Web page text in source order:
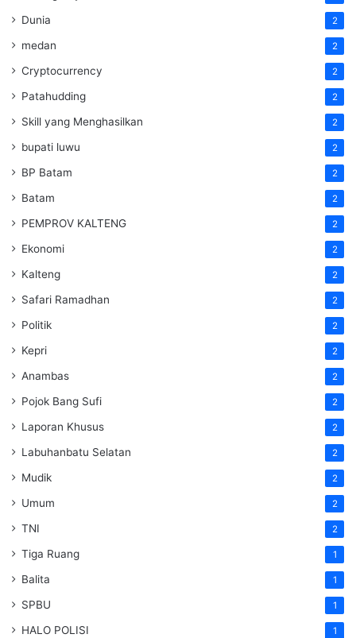
Dunia 2
medan 2
Cryptocurrency 2
Patahudding 2
Skill yang Menghasilkan 2
bupati luwu 2
BP Batam 2
Batam 2
PEMPROV KALTENG 2
Ekonomi 2
Kalteng 2
Safari Ramadhan 2
Politik 2
Kepri 2
Anambas 2
Pojok Bang Sufi 2
Laporan Khusus 2
Labuhanbatu Selatan 2
Mudik 2
Umum 2
TNI 2
Tiga Ruang 1
Balita 1
SPBU 1
HALO POLISI 1